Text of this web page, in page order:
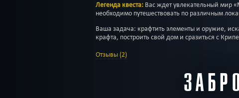
Легенда квеста: Вас ждет увлекательный мир
необходимо путешествовать по различным
Ваша задача: крафтить элементы и оружие,
крафта, построить свой дом и сразиться с
Отзывы (2)